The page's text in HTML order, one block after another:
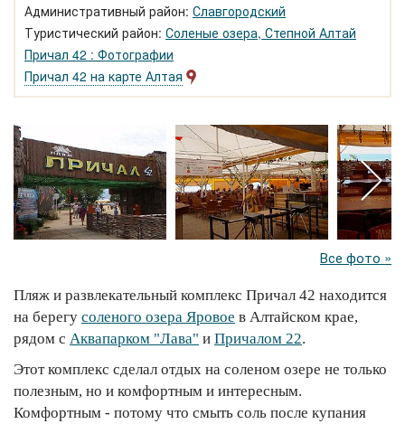
Административный район: Славгородский
Туристический район: Соленые озера, Степной Алтай
Причал 42 : Фотографии
Причал 42 на карте Алтая
Все фото »
Пляж и развлекательный комплекс Причал 42 находится
на берегу соленого озера Яровое в Алтайском крае,
рядом с Аквапарком "Лава" и Причалом 22.
Этот комплекс сделал отдых на соленом озере не только
полезным, но и комфортным и интересным.
Комфортным - потому что смыть соль после купания